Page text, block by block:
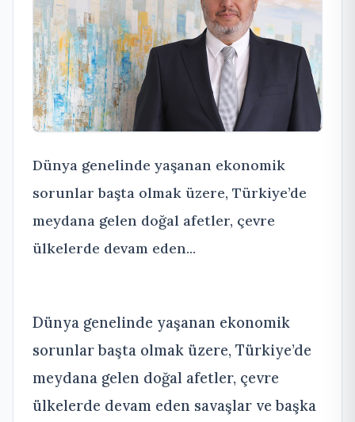
Dünya genelinde yaşanan ekonomik
sorunlar başta olmak üzere, Türkiye’de
meydana gelen doğal afetler, çevre
ülkelerde devam eden...
Dünya genelinde yaşanan ekonomik
sorunlar başta olmak üzere, Türkiye’de
meydana gelen doğal afetler, çevre
ülkelerde devam eden savaşlar ve başka